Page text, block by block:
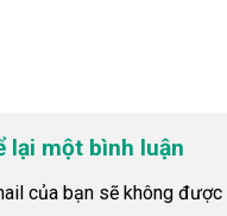
lại một bình luận
của bạn sẽ không được